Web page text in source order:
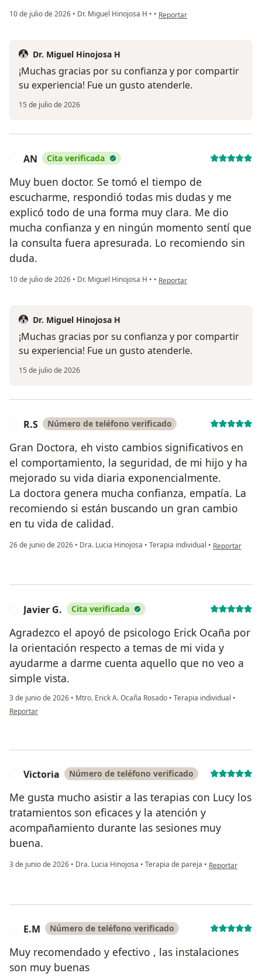
10 de julio de 2026 • Dr. Miguel Hinojosa H • • en opinión del usuario
Reportar
Dr. Miguel Hinojosa H
¡Muchas gracias por su confianza y por compartir
su experiencia! Fue un gusto atenderle.
15 de julio de 2026
AN Cita verificada
Muy buen doctor. Se tomó el tiempo de
escucharme, respondió todas mis dudas y me
explicó todo de una forma muy clara. Me dio
mucha confianza y en ningún momento sentí que
la consulta fuera apresurada. Lo recomiendo sin
duda.
10 de julio de 2026 • Dr. Miguel Hinojosa H • • en opinión del usuario AN
Reportar
Dr. Miguel Hinojosa H
¡Muchas gracias por su confianza y por compartir
su experiencia! Fue un gusto atenderle.
15 de julio de 2026
R.S Número de teléfono verificado
Gran Doctora, eh visto cambios significativos en
el comportamiento, la seguridad, de mi hijo y ha
mejorado su vida diaria exponencialmente.
La doctora genera mucha confianza, empatía. La
recomiendo si están buscando un gran cambio
en tu vida de calidad.
26 de junio de 2026 • Dra. Lucia Hinojosa • Terapia individual • en opinión del
Reportar
Javier G. Cita verificada
Agradezco el apoyó de psicologo Erick Ocaña por
la orientación respecto a temas de mi vida y
ayudarme a darme cuenta aquello que no veo a
simple vista.
3 de junio de 2026 • Mtro. Erick A. Ocaña Rosado • Terapia individual •
en opinión del usuario Javier G.
Reportar
Victoria Número de teléfono verificado
Me gusta mucho asistir a las terapias con Lucy los
tratamientos son eficaces y la atención y
acompañamiento durante las sesiones muy
buena.
3 de junio de 2026 • Dra. Lucia Hinojosa • Terapia de pareja • en opinión del
Reportar
E.M Número de teléfono verificado
Muy recomendado y efectivo , las instalaciones
son muy buenas